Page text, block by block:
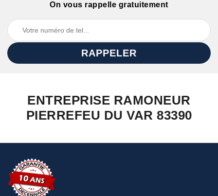
On vous rappelle gratuitement
ENTREPRISE RAMONEUR
PIERREFEU DU VAR 83390